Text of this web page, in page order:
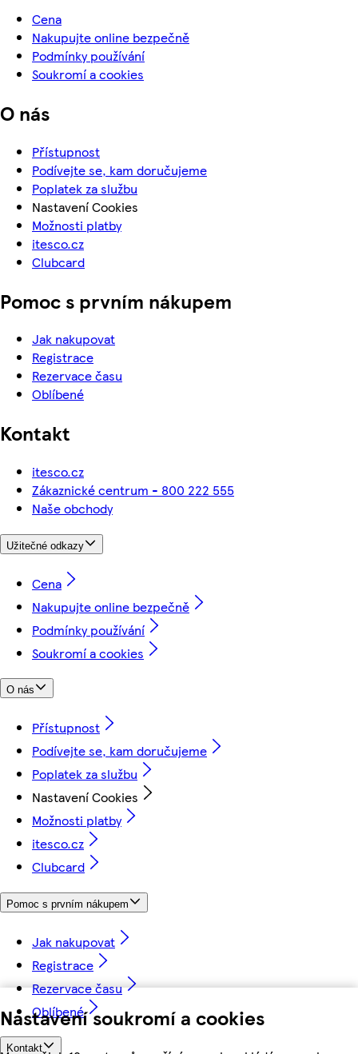
Nastavení soukromí a cookies
Cena
Nakupujte online bezpečně
Podmínky používání
Soukromí a cookies
O nás
Přístupnost
Podívejte se, kam doručujeme
Poplatek za službu
Nastavení Cookies
Možnosti platby
itesco.cz
Clubcard
Pomoc s prvním nákupem
Jak nakupovat
Registrace
Rezervace času
Oblíbené
Kontakt
itesco.cz
Zákaznické centrum - 800 222 555
Naše obchody
Užitečné odkazy
Cena
Nakupujte online bezpečně
Podmínky používání
Soukromí a cookies
O nás
Přístupnost
Podívejte se, kam doručujeme
Poplatek za službu
Nastavení Cookies
Možnosti platby
itesco.cz
Clubcard
Pomoc s prvním nákupem
Jak nakupovat
Registrace
Rezervace času
Oblíbené
Kontakt